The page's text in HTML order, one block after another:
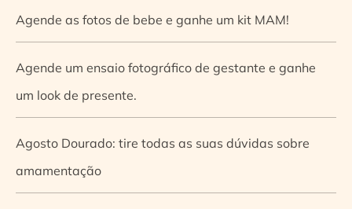
Agende as fotos de bebe e ganhe um kit MAM!
Agende um ensaio fotográfico de gestante e ganhe
um look de presente.
Agosto Dourado: tire todas as suas dúvidas sobre
amamentação